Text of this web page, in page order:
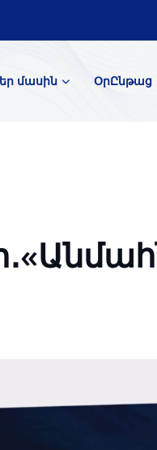
մասին ՕրԸնթաց